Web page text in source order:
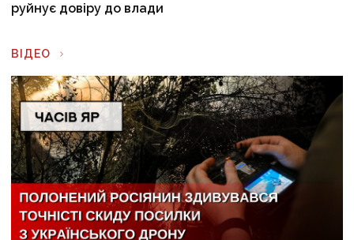
руйнує довіру до влади
ВІДЕО